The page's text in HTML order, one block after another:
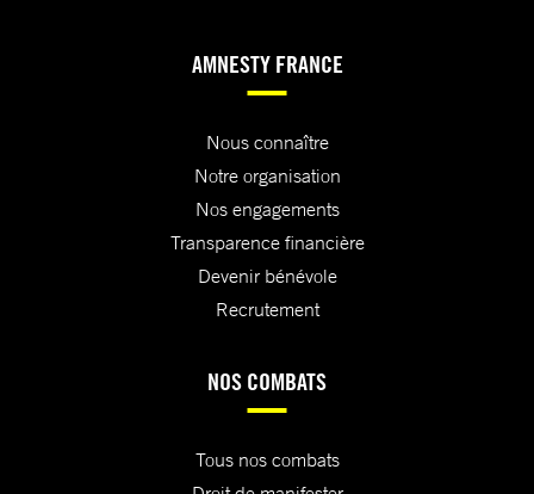
AMNESTY FRANCE
Nous connaître
Notre organisation
Nos engagements
Transparence financière
Devenir bénévole
Recrutement
NOS COMBATS
Tous nos combats